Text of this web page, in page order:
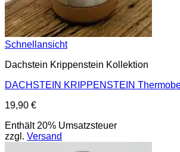
Schnellansicht
Dachstein Krippenstein Kollektion
DACHSTEIN KRIPPENSTEIN
19,90 €
Enthält 20% Umsatzsteuer
zzgl. Versand